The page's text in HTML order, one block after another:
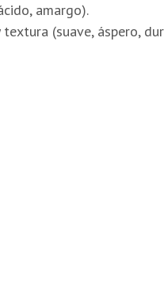
amargo).
(suave, áspero,